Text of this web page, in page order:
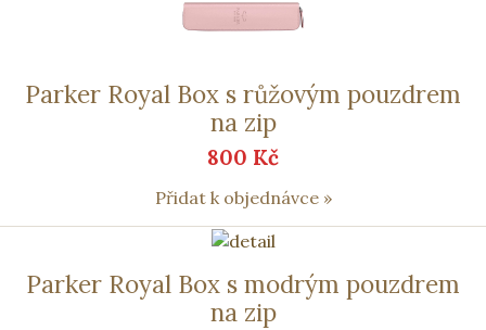
Parker Royal Box s růžovým pouzdrem
na zip
800 Kč
Přidat k objednávce »
Parker Royal Box s modrým pouzdrem
na zip